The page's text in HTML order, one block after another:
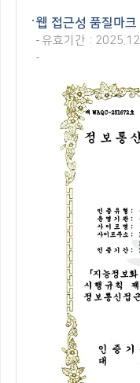
웹 접근성 품질마크
유효기간 :